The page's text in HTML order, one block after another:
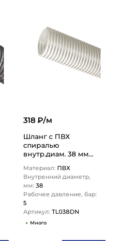
318 ₽/м
Шланг с ПВХ
спиралью
внутр.диам. 38 мм
Материал: ПВХ
Внутренний диаметр,
мм: 38
Рабочее давление, бар:
5
Артикул: TL038DN
Много